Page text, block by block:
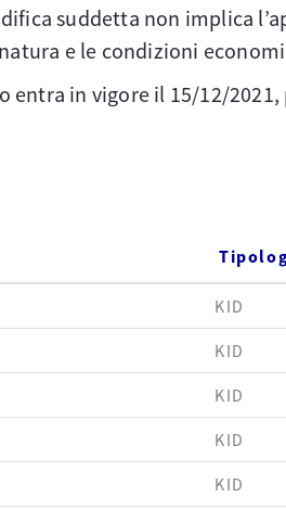
suddetta non implica
e le condizioni
in vigore il 15/12/2021,
KID
KID
KID
KID
KID